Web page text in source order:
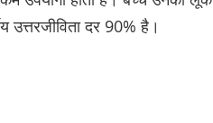
उत्तरजीविता दर 90% है।